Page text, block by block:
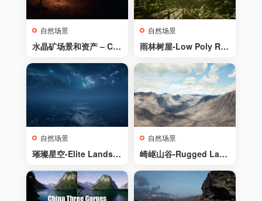
自然场景
水晶矿场景和资产 – Cry
d Assets
自然场景
雨林树屋-Low Poly Rai
自然场景
璀璨星空-Elite Landsca
自然场景
崎岖山谷-Rugged Land